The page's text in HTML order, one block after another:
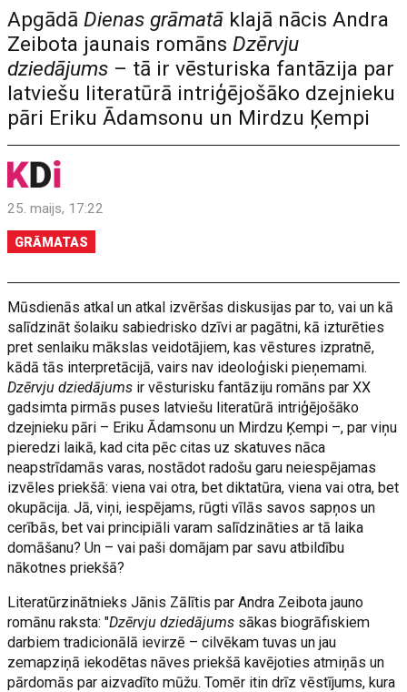
ApgādāDienas grāmatā klajā nācis Andra
Zeibota jaunais romānsDzērvju
dziedājums – tā ir vēsturiska fantāzija par
latviešu literatūrā intriģējošāko dzejnieku
pāri Eriku Ādamsonu un Mirdzu Ķempi
25. maijs, 17:22
GRĀMATAS
Mūsdienās atkal un atkal izvēršas diskusijas par to, vai un kā
salīdzināt šolaiku sabiedrisko dzīvi ar pagātni, kā izturēties
pret senlaiku mākslas veidotājiem, kas vēstures izpratnē,
kādā tās interpretācijā, vairs nav ideoloģiski pieņemami.
Dzērvju dziedājums ir vēsturisku fantāziju romāns par XX
gadsimta pirmās puses latviešu literatūrā intriģējošāko
dzejnieku pāri – Eriku Ādamsonu un Mirdzu Ķempi –, par viņu
pieredzi laikā, kad cita pēc citas uz skatuves nāca
neapstrīdamās varas, nostādot radošu garu neiespējamas
izvēles priekšā: viena vai otra, bet diktatūra, viena vai otra, bet
okupācija. Jā, viņi, iespējams, rūgti vīlās savos sapņos un
cerībās, bet vai principiāli varam salīdzināties ar tā laika
domāšanu? Un – vai paši domājam par savu atbildību
nākotnes priekšā?
Literatūrzinātnieks Jānis Zālītis par Andra Zeibota jauno
romānu raksta: "Dzērvju dziedājums sākas biogrāfiskiem
darbiem tradicionālā ievirzē – cilvēkam tuvas un jau
zemapziņā iekodētas nāves priekšā kavējoties atmiņās un
pārdomās par aizvadīto mūžu. Tomēr itin drīz vēstījums, kura